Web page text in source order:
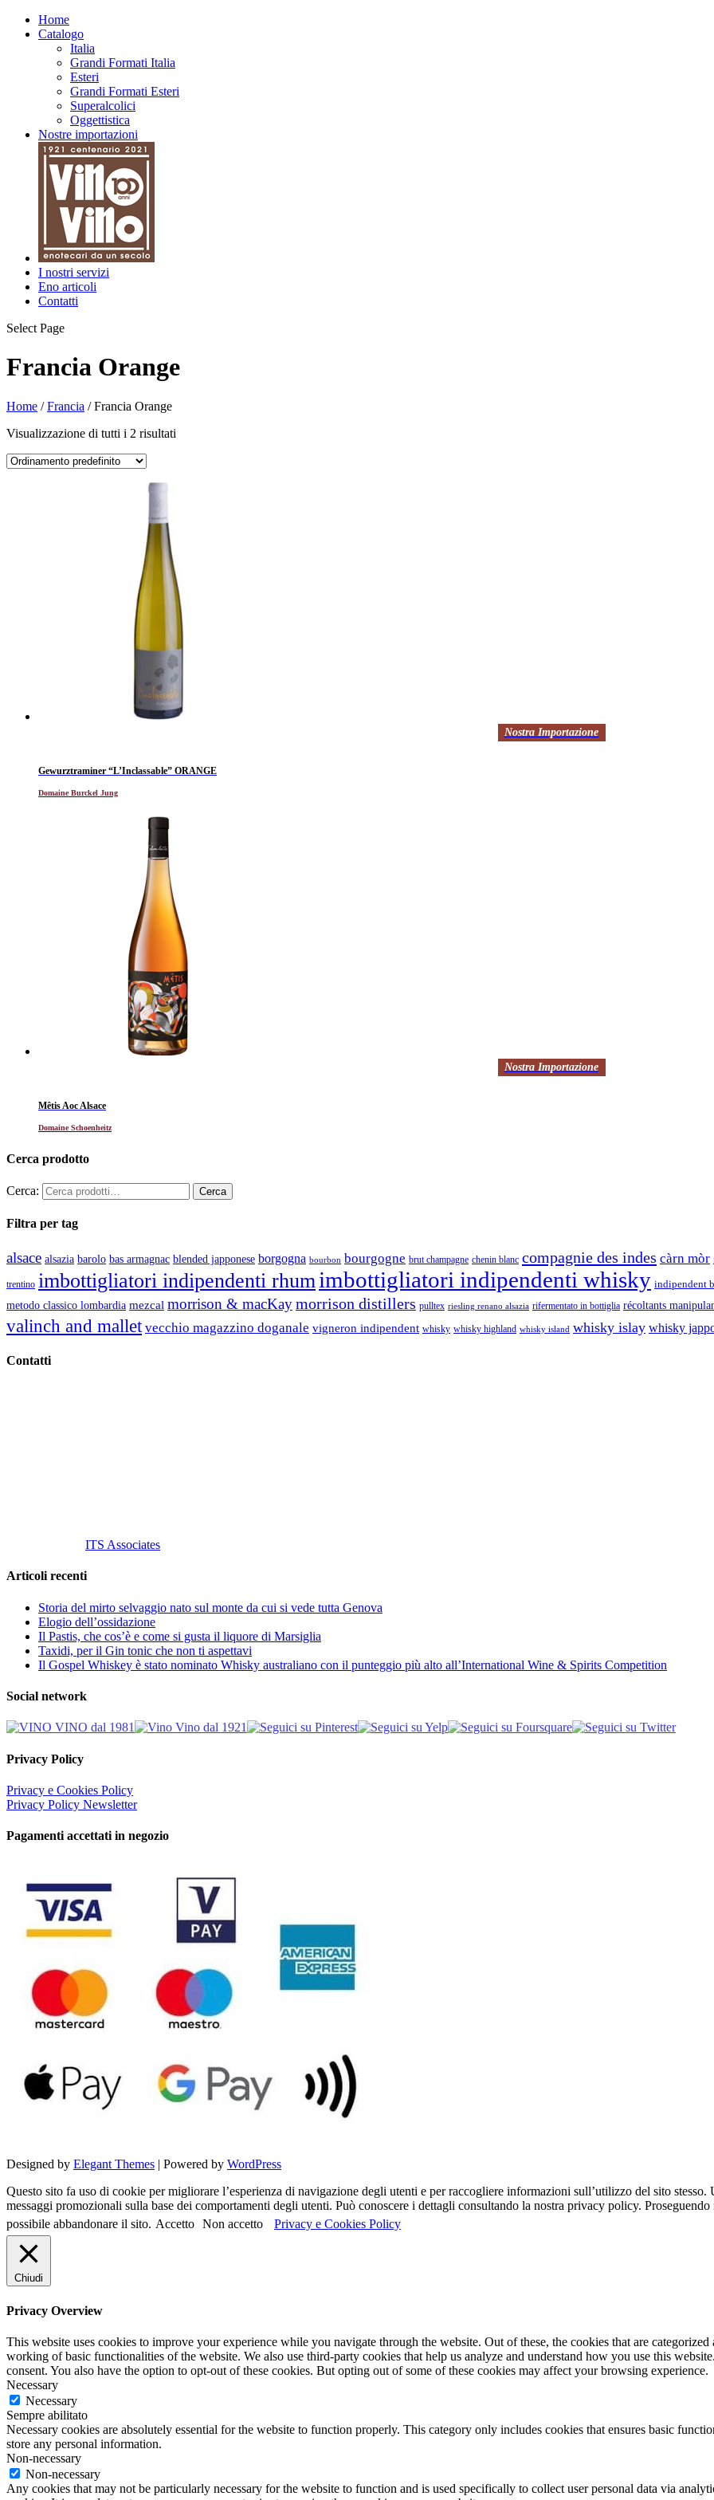
Home
Catalogo
Italia
Grandi Formati Italia
Esteri
Grandi Formati Esteri
Superalcolici
Oggettistica
Nostre importazioni
I nostri servizi
Eno articoli
Contatti
Select Page
Francia Orange
Home /Francia / Francia Orange
Visualizzazione di tutti i 2 risultati
Nostra Importazione
Gewurztraminer “L’Inclassable” ORANGE
Domaine Burckel Jung
Nostra Importazione
Mêtis Aoc Alsace
Domaine Schoenheitz
Cerca prodotto
Cerca:
Filtra per tag
alsace alsazia barolo bas armagnac blended japponese borgogna bourbon bourgogne brut champagne chenin blanc compagnie des indes càrn mòr
trentino imbottigliatori indipendenti rhum imbottigliatori indipendenti whisky indipendent
metodo classico lombardia mezcal morrison & macKaymorrison distillers pulltex riesling renano alsazia rifermentato in bottiglia récoltants
valinch and mallet vecchio magazzino doganale vigneron indipendent whisky whisky highland whisky island whisky islay whisky
Contatti
ITS Associates
Articoli recenti
Storia del mirto selvaggio nato sul monte da cui si vede tutta Genova
Elogio dell’ossidazione
Il Pastis, che cos’è e come si gusta il liquore di Marsiglia
Taxidi, per il Gin tonic che non ti aspettavi
Il Gospel Whiskey è stato nominato Whisky australiano con il punteggio più alto all’International Wine & Spirits Competition
Social network
Privacy Policy
Privacy e Cookies Policy
Privacy Policy Newsletter
Pagamenti accettati in negozio
Designed by Elegant Themes | Powered by WordPress
Questo sito fa uso di cookie per migliorare l’esperienza di navigazione degli utenti e per raccogliere informazioni sull’utilizzo del sito
messaggi promozionali sulla base dei comportamenti degli utenti. Può conoscere i dettagli consultando la nostra privacy policy.
possibile abbandonare il sito. Accetto Non accetto Privacy e Cookies Policy
Chiudi
Privacy Overview
This website uses cookies to improve your experience while you navigate through the website. Out of these, the cookies that are categorized
working of basic functionalities of the website. We also use third-party cookies that help us analyze and understand how you use this
consent. You also have the option to opt-out of these cookies. But opting out of some of these cookies may affect your browsing experience.
Necessary
Necessary
Sempre abilitato
Necessary cookies are absolutely essential for the website to function properly. This category only includes cookies that ensures basic
store any personal information.
Non-necessary
Non-necessary
Any cookies that may not be particularly necessary for the website to function and is used specifically to collect user personal data via